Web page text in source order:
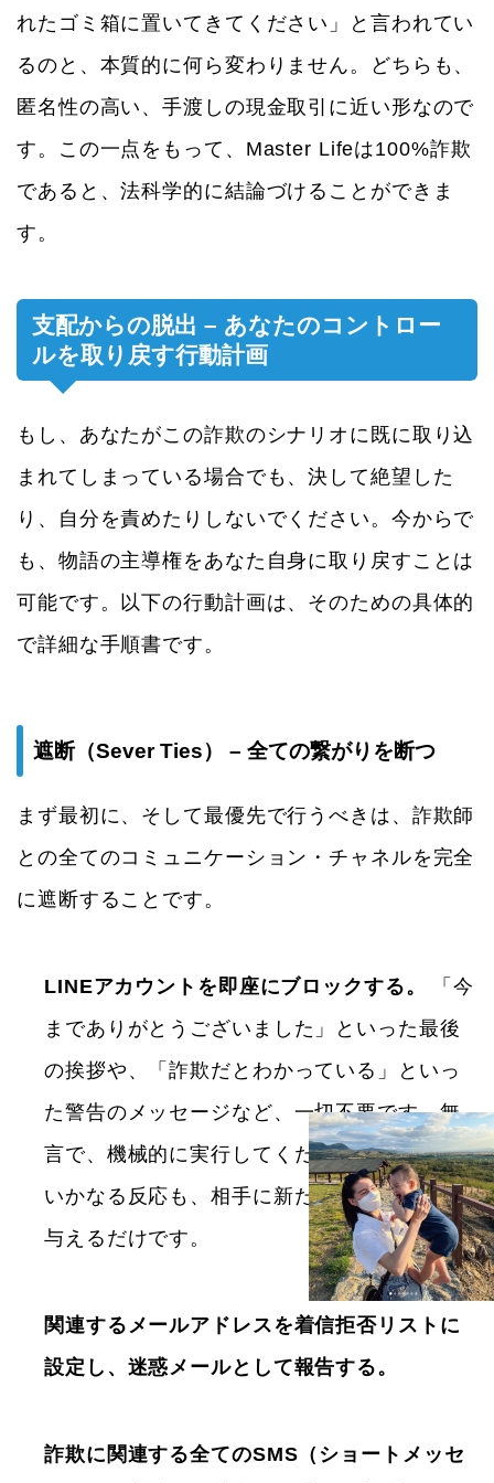
れたゴミ箱に置いてきてください」と言われてい
るのと、本質的に何ら変わりません。どちらも、
匿名性の高い、手渡しの現金取引に近い形なので
す。この一点をもって、Master Lifeは100%詐欺
であると、法科学的に結論づけることができま
す。
支配からの脱出 – あなたのコントロー
ルを取り戻す行動計画
もし、あなたがこの詐欺のシナリオに既に取り込
まれてしまっている場合でも、決して絶望した
り、自分を責めたりしないでください。今からで
も、物語の主導権をあなた自身に取り戻すことは
可能です。以下の行動計画は、そのための具体的
で詳細な手順書です。
遮断（Sever Ties） – 全ての繋がりを断つ
まず最初に、そして最優先で行うべきは、詐欺師
との全てのコミュニケーション・チャネルを完全
に遮断することです。
LINEアカウントを即座にブロックする。
「今
までありがとうございました」といった最後
の挨拶や、「詐欺だとわかっている」といっ
た警告のメッセージなど、一切不要です。無
言で、機械的に実行してください。あなたの
いかなる反応も、相手に新たな攻撃の口実を
与えるだけです。
関連するメールアドレスを着信拒否リストに
設定し、迷惑メールとして報告する。
詐欺に関連する全てのSMS（ショートメッセ